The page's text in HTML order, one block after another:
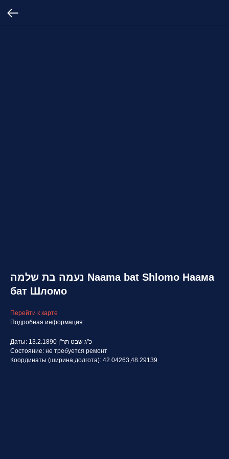
נעמה בת שלמה Naama bat Shlomo Наама
бат Шломо
Перейти к карте
Подробная информация:
Даты: 13.2.1890 כ"ג שבט תר"ן
Состояние: не требуется ремонт
Координаты (ширина,долгота): 42.04263,48.29139